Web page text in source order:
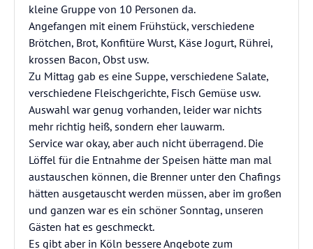
kleine Gruppe von 10 Personen da.
Angefangen mit einem Frühstück, verschiedene
Brötchen, Brot, Konfitüre Wurst, Käse Jogurt, Rührei,
krossen Bacon, Obst usw.
Zu Mittag gab es eine Suppe, verschiedene Salate,
verschiedene Fleischgerichte, Fisch Gemüse usw.
Auswahl war genug vorhanden, leider war nichts
mehr richtig heiß, sondern eher lauwarm.
Service war okay, aber auch nicht überragend. Die
Löffel für die Entnahme der Speisen hätte man mal
austauschen können, die Brenner unter den Chafings
hätten ausgetauscht werden müssen, aber im großen
und ganzen war es ein schöner Sonntag, unseren
Gästen hat es geschmeckt.
Es gibt aber in Köln bessere Angebote zum